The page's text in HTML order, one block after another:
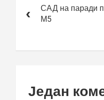
чланкаСАД на паради
М5
Један